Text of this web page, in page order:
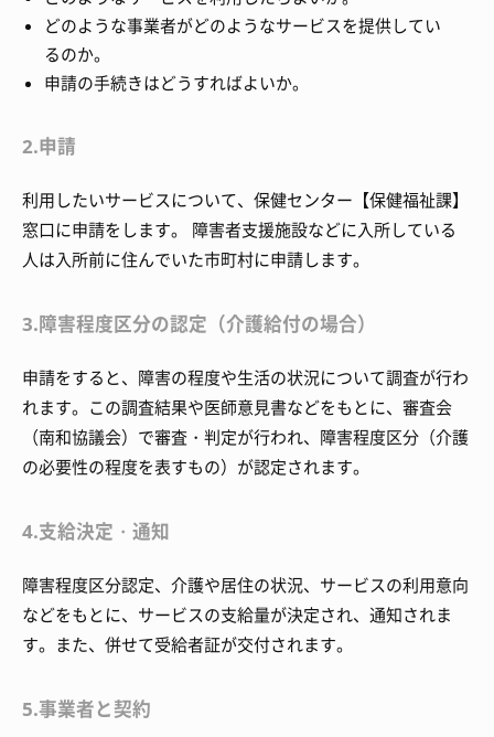
どのような事業者がどのようなサービスを提供してい
るのか。
申請の手続きはどうすればよいか。
2.申請
利用したいサービスについて、保健センター【保健福祉課】
窓口に申請をします。 障害者支援施設などに入所している
人は入所前に住んでいた市町村に申請します。
3.障害程度区分の認定（介護給付の場合）
申請をすると、障害の程度や生活の状況について調査が行わ
れます。この調査結果や医師意見書などをもとに、審査会
（南和協議会）で審査・判定が行われ、障害程度区分（介護
の必要性の程度を表すもの）が認定されます。
4.支給決定・通知
障害程度区分認定、介護や居住の状況、サービスの利用意向
などをもとに、サービスの支給量が決定され、通知されま
す。また、併せて受給者証が交付されます。
5.事業者と契約